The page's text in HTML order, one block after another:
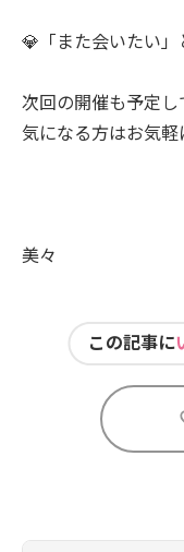
💎「また会いたい
次回の開催も予定し
気になる方はお気
美々
この記事に